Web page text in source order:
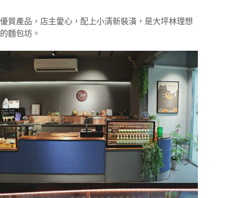
優質產品，店主愛心，配上小清新裝潢，是大坪林理想
的麵包坊。